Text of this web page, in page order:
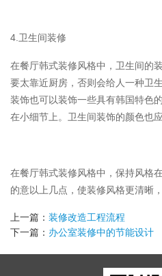
4.卫生间装修
在餐厅韩式装修风格中，卫生间的
要太靠近厨房，否则会给人一种卫
装饰也可以装饰一些具有韩国特色
在小细节上。卫生间装饰的颜色也
在餐厅韩式装修风格中，保持风格
的意以上几点，使装修风格更清晰
上一篇： 装修改造工程流程
下一篇： 办公室装修中的节能设计